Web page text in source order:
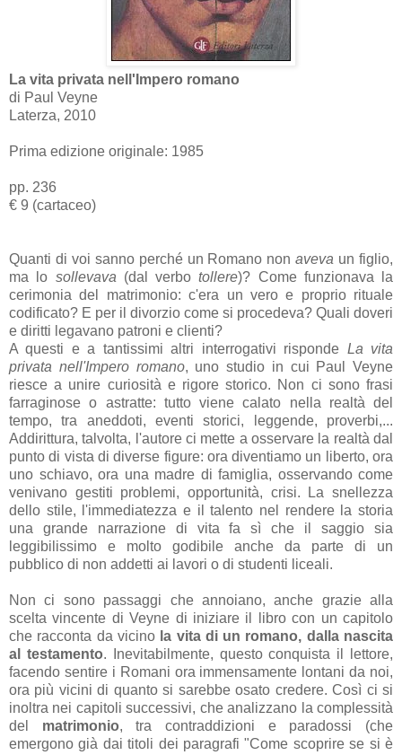
La vita privata nell'Impero romano
di Paul Veyne
Laterza, 2010
Prima edizione originale: 1985
pp. 236
€ 9 (cartaceo)
Quanti di voi sanno perché un Romano nonaveva un figlio,
ma lo sollevava (dal verbotollere)? Come funzionava la
cerimonia del matrimonio: c'era un vero e proprio rituale
codificato? E per il divorzio come si procedeva? Quali doveri
e diritti legavano patroni e clienti?
A questi e a tantissimi altri interrogativi risponde La vita
privata nell'Impero romano, uno studio in cui Paul Veyne
riesce a unire curiosità e rigore storico. Non ci sono frasi
farraginose o astratte: tutto viene calato nella realtà del
tempo, tra aneddoti, eventi storici, leggende, proverbi,...
Addirittura, talvolta, l'autore ci mette a osservare la realtà dal
punto di vista di diverse figure: ora diventiamo un liberto, ora
uno schiavo, ora una madre di famiglia, osservando come
venivano gestiti problemi, opportunità, crisi. La snellezza
dello stile, l'immediatezza e il talento nel rendere la storia
una grande narrazione di vita fa sì che il saggio sia
leggibilissimo e molto godibile anche da parte di un
pubblico di non addetti ai lavori o di studenti liceali.
Non ci sono passaggi che annoiano, anche grazie alla
scelta vincente di Veyne di iniziare il libro con un capitolo
che racconta da vicino la vita di un romano, dalla nascita
al testamento. Inevitabilmente, questo conquista il lettore,
facendo sentire i Romani ora immensamente lontani da noi,
ora più vicini di quanto si sarebbe osato credere. Così ci si
inoltra nei capitoli successivi, che analizzano la complessità
del matrimonio, tra contraddizioni e paradossi (che
emergono già dai titoli dei paragrafi "Come scoprire se si è